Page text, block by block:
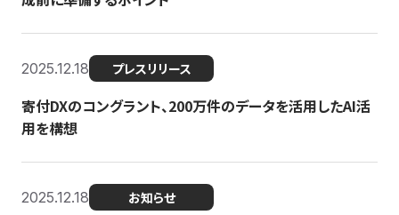
2025.12.18 プレスリリース
寄付DXのコングラント、200万件のデータを活用したAI活
用を構想
2025.12.18 お知らせ